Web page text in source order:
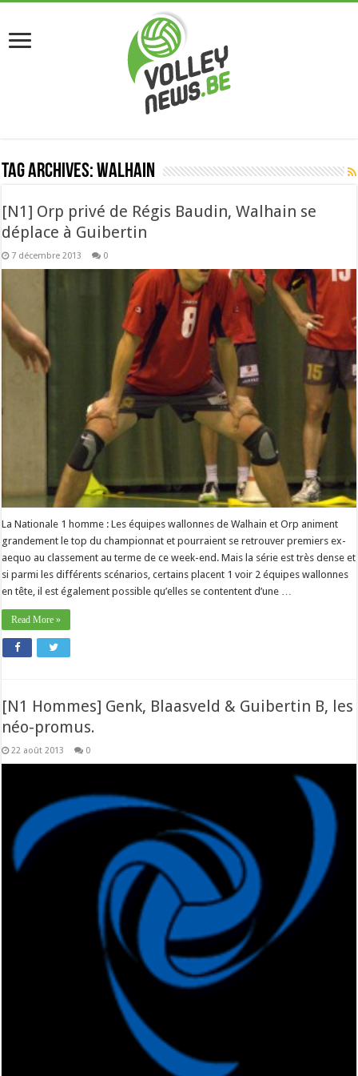
Tag Archives:Walhain
[N1] Orp privé de Régis Baudin, Walhain se
déplace à Guibertin
7 décembre 2013 0
La Nationale 1 homme : Les équipes wallonnes de Walhain et Orp animent
grandement le top du championnat et pourraient se retrouver premiers ex-
aequo au classement au terme de ce week-end. Mais la série est très dense et
si parmi les différents scénarios, certains placent 1 voir 2 équipes wallonnes
en tête, il est également possible qu’elles se contentent d’une …
Read More »
[N1 Hommes] Genk, Blaasveld & Guibertin B, les
néo-promus.
22 août 2013 0